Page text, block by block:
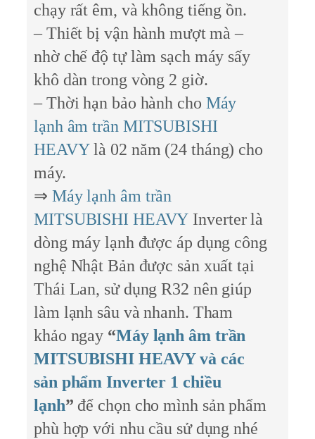
chạy rất êm, và không tiếng ồn.
– Thiết bị vận hành mượt mà –
nhờ chế độ tự làm sạch máy sấy
khô dàn trong vòng 2 giờ.
– Thời hạn bảo hành cho Máy
lạnh âm trần MITSUBISHI
HEAVYlà 02 năm (24 tháng) cho
máy.
⇒ Máy lạnh âm trần
MITSUBISHI HEAVY Inverter là
dòng máy lạnh được áp dụng công
nghệ Nhật Bản được sản xuất tại
Thái Lan, sử dụng R32 nên giúp
làm lạnh sâu và nhanh. Tham
khảo ngay “Máy lạnh âm trần
MITSUBISHI HEAVY và các
sản phẩm Inverter 1 chiều
lạnh” để chọn cho mình sản phẩm
phù hợp với nhu cầu sử dụng nhé